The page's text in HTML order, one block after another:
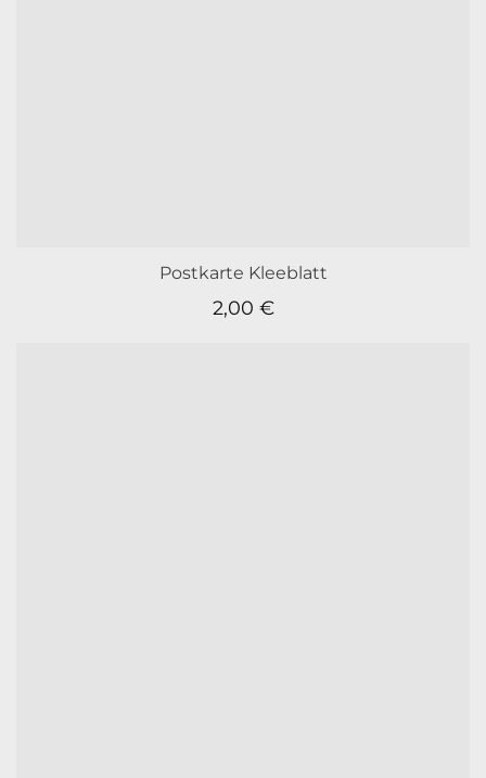
Postkarte Kleeblatt
2,00 €